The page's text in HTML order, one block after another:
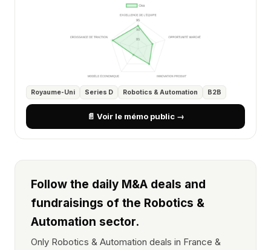
Royaume-Uni Series D Robotics & Automation B2B
📄 Voir le mémo public →
Follow the daily M&A deals and
fundraisings of the Robotics &
Automation sector.
Only Robotics & Automation deals in France &